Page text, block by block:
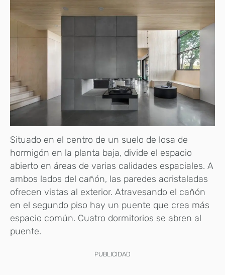
Situado en el centro de un suelo de losa de
hormigón en la planta baja, divide el espacio
abierto en áreas de varias calidades espaciales. A
ambos lados del cañón, las paredes acristaladas
ofrecen vistas al exterior. Atravesando el cañón
en el segundo piso hay un puente que crea más
espacio común. Cuatro dormitorios se abren al
puente.
PUBLICIDAD